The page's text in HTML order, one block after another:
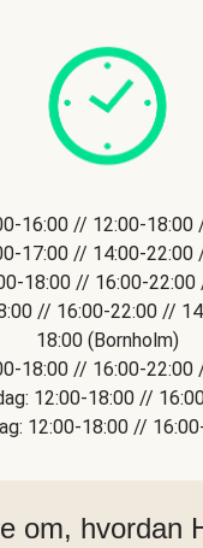
16:00 // 12:00-18:00
17:00 // 14:00-22:00
18:00 // 16:00-
// 16:00-22:00 //
18:00 (Bornholm)
18:00 // 16:00-22:00
12:00-18:00 //
12:00-18:00 //
om, hvordan